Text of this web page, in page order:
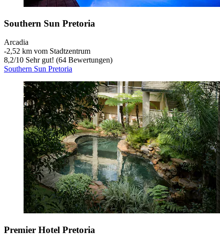
Southern Sun Pretoria
Arcadia
‐2,52 km vom Stadtzentrum
8,2/10 Sehr gut! (64 Bewertungen)
Southern Sun Pretoria
Premier Hotel Pretoria